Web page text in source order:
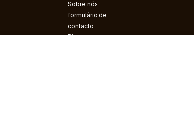
Sobre nós
formulário de
contacto
Blogue